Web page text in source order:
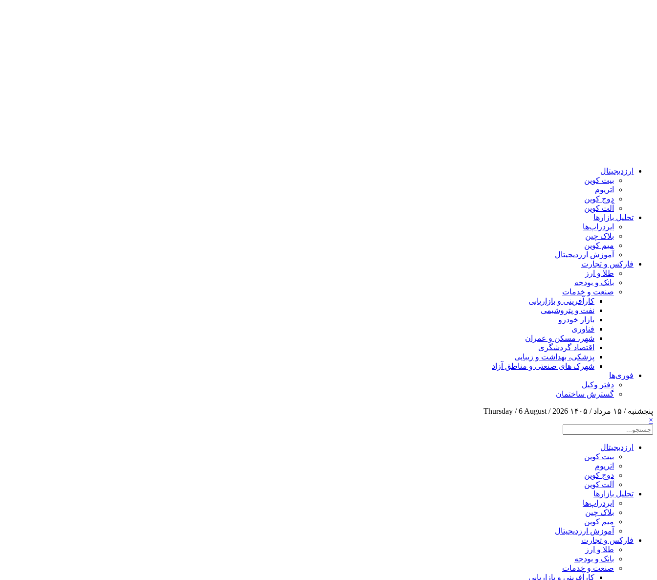
ارزدیجیتال
بیت کوین
اتریوم
دوج کوین
آلت کوین
تحلیل بازارها
ایردراپ‌ها
بلاک چین
میم کوین‌
آموزش ارزدیجیتال
فارکس و تجارت
طلا و ارز
بانک و بودجه
صنعت و خدمات
کارآفرینی و بازاریابی
نفت و پتروشیمی
بازار خودرو
فناوری
شهر، مسکن و عمران
اقتصاد گردشگری
پزشکی، بهداشت و زیبایی
شهرک های صنعتی و مناطق آزاد
فوری‌ها
دفتر وکیل
گسترش ساختمان
پنجشنبه / ۱۵ مرداد / ۱۴۰۵
Thursday / 6 August / 2026
×
ارزدیجیتال
بیت کوین
اتریوم
دوج کوین
آلت کوین
تحلیل بازارها
ایردراپ‌ها
بلاک چین
میم کوین‌
آموزش ارزدیجیتال
فارکس و تجارت
طلا و ارز
بانک و بودجه
صنعت و خدمات
کارآفرینی و بازاریابی